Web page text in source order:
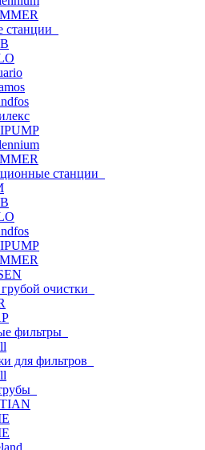
станции
станции
очистки
фильтры
для фильтров